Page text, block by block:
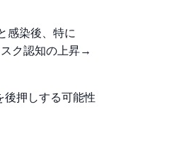
感染後、特に
スク認知の上昇→
後押しする可能性